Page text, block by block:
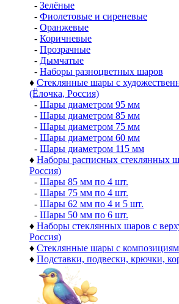
- Зелёные
- Фиолетовые и сиреневые
- Оранжевые
- Коричневые
- Прозрачные
- Дымчатые
- Наборы разноцветных шаров
♦ Стеклянные шары с
(Ёлочка, Россия)
- Шары диаметром 95 мм
- Шары диаметром 85 мм
- Шары диаметром 75 мм
- Шары диаметром 60 мм
- Шары диаметром 115 мм
♦ Наборы расписных стеклянных
Россия)
- Шары 85 мм по 4 шт.
- Шары 75 мм по 4 шт.
- Шары 62 мм по 4 и 5 шт.
- Шары 50 мм по 6 шт.
♦ Наборы стеклянных шаров с
Россия)
♦ Стеклянные шары с
♦ Подставки, подвески, крючки,